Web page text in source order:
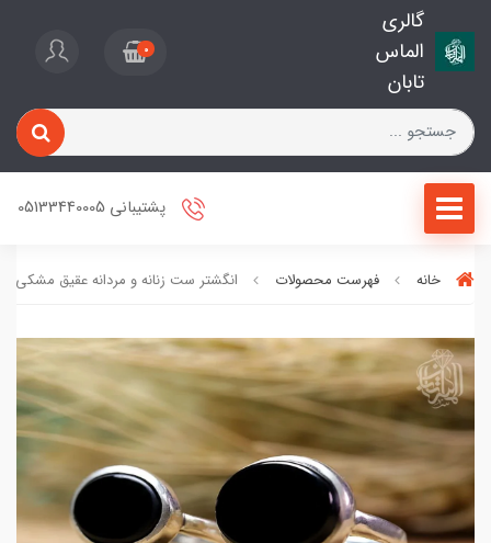
گالری
الماس
تابان
0
پشتیبانی 05133440005
خانه فهرست محصولات انگشتر ست زنانه و مردانه عقیق مشکی کد